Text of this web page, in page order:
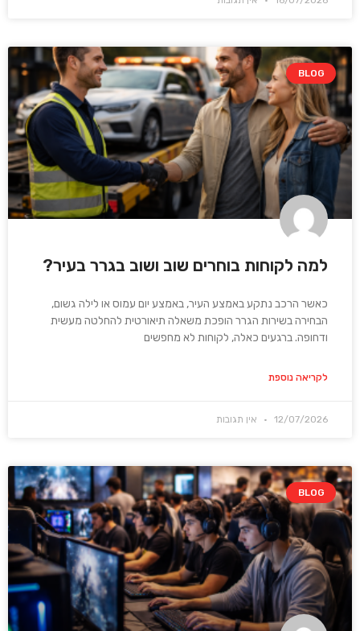
BLOG
למה לקוחות בוחרים שוב ושוב בגרר בעיר?
כאשר הרכב נתקע באמצע העיר, באמצע יום עמוס או לילה גשום,
הבחירה בשירות הגרר הופכת משאלה תיאורטית להחלטה מעשית
ודחופה. ברגעים כאלה, לקוחות לא מחפשים
לקריאה נוספת
12/07/2026 אין תגובות
BLOG